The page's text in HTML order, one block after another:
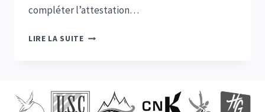
compléter l’attestation…
LIRE LA SUITEENFANTS
RÉSERVATION
D’AIRE